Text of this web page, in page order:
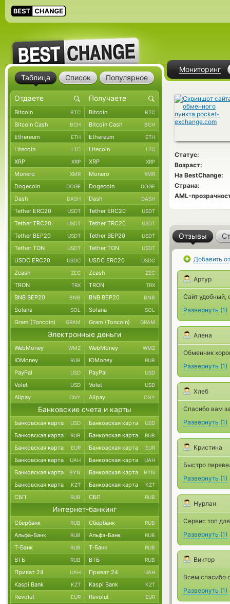
Мониторинг
Статус:
Возраст:
На BestChange:
Страна:
AML-
Отзывы
Добавить
Артур
Сайт удобный,
Развернуть (1)
Алена
Обменник
Развернуть (1)
Хлеб
Спасибо вам
Развернуть (1)
Кристина
Быстро
Развернуть (1)
Нурлан
Сервис топ
Развернуть (1)
Виктор
Всем спасибо
Развернуть (1)
Таблица Список Популярное
Bitcoin BTC Bitcoin BTC
Bitcoin Cash BCH Bitcoin Cash BCH
Ethereum ETH Ethereum ETH
Litecoin LTC Litecoin LTC
XRP XRP XRP XRP
Monero XMR Monero XMR
Dogecoin DOGE Dogecoin DOGE
Dash DASH Dash DASH
Tether ERC20 USDT Tether ERC20 USDT
Tether TRC20 USDT Tether TRC20 USDT
Tether BEP20 USDT Tether BEP20 USDT
Tether TON USDT Tether TON USDT
USDC ERC20 USDC USDC ERC20 USDC
Zcash ZEC Zcash ZEC
TRON TRX TRON TRX
BNB BEP20 BNB BNB BEP20 BNB
Solana SOL Solana SOL
Gram (Toncoin) GRAM Gram (Toncoin) GRAM
Электронные деньги
WebMoney WMZ WebMoney WMZ
ЮMoney RUB ЮMoney RUB
PayPal USD PayPal USD
Volet USD Volet USD
Alipay CNY Alipay CNY
Банковские счета и карты
Банковская карта USD Банковская карта USD
Банковская карта RUB Банковская карта RUB
Банковская карта EUR Банковская карта EUR
Банковская карта UAH Банковская карта UAH
Банковская карта BYN Банковская карта BYN
Банковская карта KZT Банковская карта KZT
СБП RUB СБП RUB
Интернет-банкинг
Сбербанк RUB Сбербанк RUB
Альфа-Банк RUB Альфа-Банк RUB
Т-Банк RUB Т-Банк RUB
ВТБ RUB ВТБ RUB
Приват 24 UAH Приват 24 UAH
Kaspi Bank KZT Kaspi Bank KZT
Revolut EUR Revolut EUR